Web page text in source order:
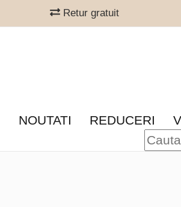
Retur gratuit
NOUTATI REDUCERI